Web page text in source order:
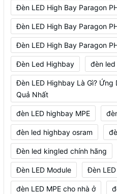
Đèn LED High Bay Paragon
Đèn LED High Bay Paragon
Đèn LED High Bay Paragon
Đèn Led Highbay đèn led
Đèn LED Highbay Là Gì?
Quả Nhất
đèn LED highbay MPE
đèn led highbay osram
Đèn led kingled chính hãng
Đèn LED Module Đèn LED
đèn LED MPE cho nhà ở